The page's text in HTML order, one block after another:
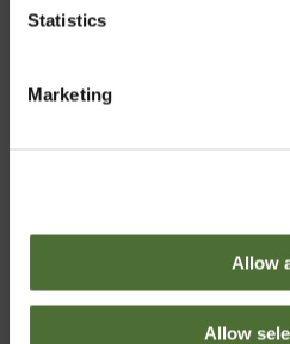
Statistics
Marketing
Allow
Allow
Det viser seg at det
dagens viktigste måltid" ikke
ordentlig, dagen avhenger av